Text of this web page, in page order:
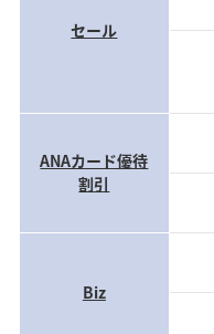
セール
ANAカード優待
割引
Biz